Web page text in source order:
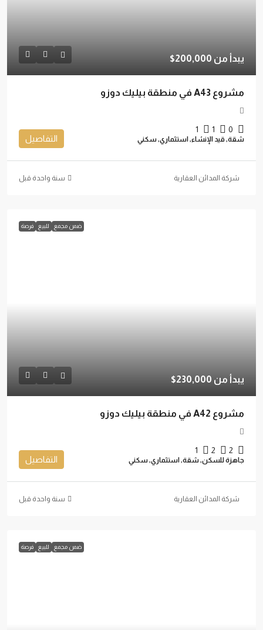
يبدأ من200,000$
مشروع A43 في منطقة بيليك دوزو
شقة, قيد الإنشاء, استثماري, سكني التفاصيل
شركة المدائن العقارية ‏سنة واحدة قبل
ضمن مجمع للبيع فرصة
يبدأ من230,000$
مشروع A42 في منطقة بيليك دوزو
جاهزة للسكن, شقة, استثماري, سكني التفاصيل
شركة المدائن العقارية ‏سنة واحدة قبل
ضمن مجمع للبيع فرصة